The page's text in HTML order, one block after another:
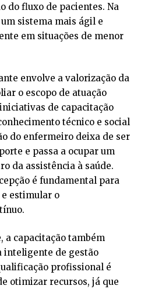
do fluxo de pacientes. Na
sistema mais ágil e
em situações de menor
envolve a valorização da
o escopo de atuação
de capacitação
técnico e social
do enfermeiro deixa de ser
e passa a ocupar um
da assistência à saúde.
é fundamental para
estimular o
a capacitação também
inteligente de gestão
profissional é
otimizar recursos, já que